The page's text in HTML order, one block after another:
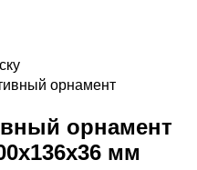
орнамент
орнамент
мм